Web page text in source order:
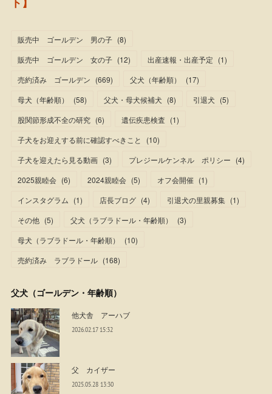
販売中 ゴールデン 男の子 (8)
販売中 ゴールデン 女の子 (12) 出産速報・出産予定 (1)
売約済み ゴールデン (669) 父犬（年齢順） (17)
母犬（年齢順）
(58) 父犬・母犬候補犬 (8) 引退犬 (5)
股関節形成不全の研究 (6) 遺伝疾患検査 (1)
子犬をお迎えする前に確認すべきこと
(10)
子犬を迎えたら見る動画 (3) プレジールケンネル ポリシー (4)
2025親睦会 (6) 2024親睦会 (5) オフ会開催 (1)
インスタグラム (1) 店長ブログ (4) 引退犬の里親募集 (1)
その他 (5) 父犬（ラブラドール・年齢順） (3)
母犬（ラブラドール・年齢順）
(10)
売約済み ラブラドール (168)
父犬（ゴールデン・年齢順）
他犬舎 アーハブ
2026.02.17 15:32
父 カイザー
2025.05.28 13:30